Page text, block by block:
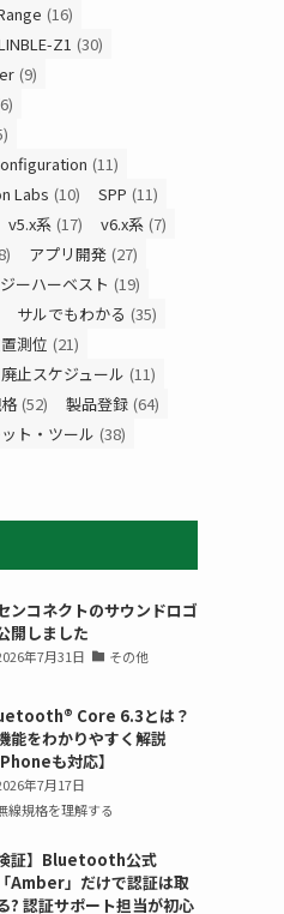
(16)
Z1 (30)
(9)
(11)
Labs (10) SPP (11)
v5.x系 (17) v6.x系 (7)
アプリ開発 (27)
ーハーベスト (19)
サルでもわかる (35)
測位 (21)
廃止スケジュール (11)
(52) 製品登録 (64)
ト・ツール (38)
ンコネクトのサウンドロゴ
開しました
年7月31日 その他
Core 6.3とは？
能をわかりやすく解説
も対応】
年7月17日
線規格を理解する
検証】Bluetooth公式
Amber」だけで認証は取
? 認証サポート担当が初心